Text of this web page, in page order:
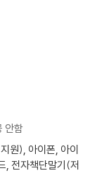
안함
원), 아이폰, 아이
, 전자책단말기(저